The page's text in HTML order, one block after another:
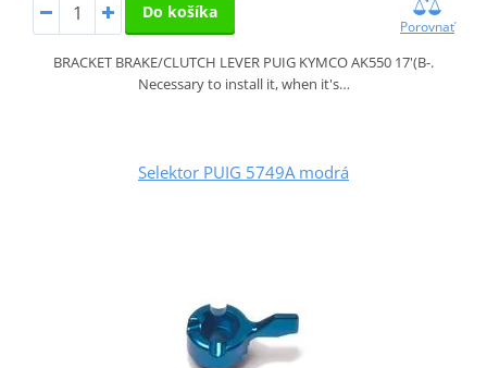
Do košíka
Porovnať
BRACKET BRAKE/CLUTCH LEVER PUIG KYMCO AK550 17'(B-.
Necessary to install it, when it's…
Selektor PUIG 5749A modrá